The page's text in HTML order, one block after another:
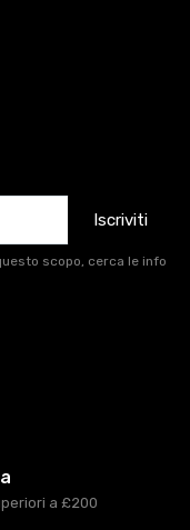
Iscriviti
scopo, cerca le info
a £200